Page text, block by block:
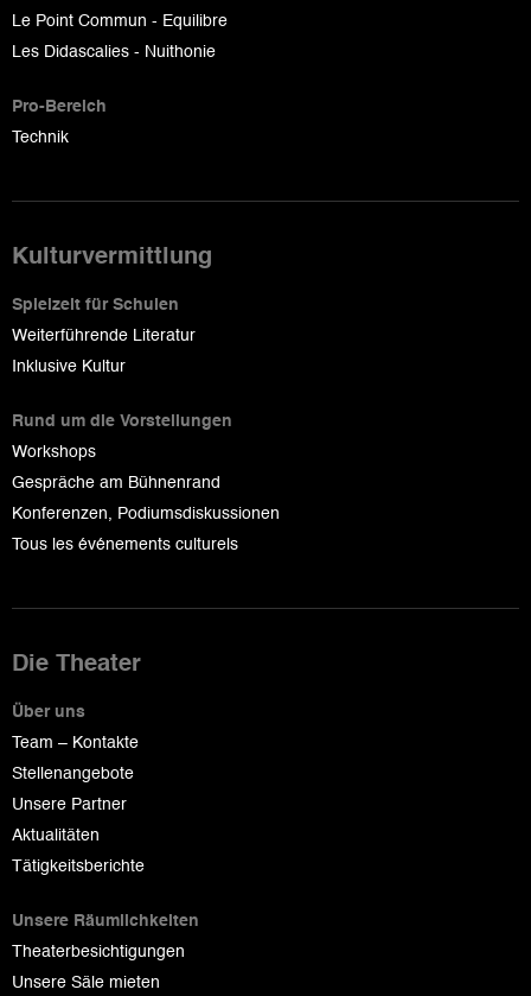
Le Point Commun - Equilibre
Les Didascalies - Nuithonie
Pro-Bereich
Technik
Kulturvermittlung
Spielzeit für Schulen
Weiterführende Literatur
Inklusive Kultur
Rund um die Vorstellungen
Workshops
Gespräche am Bühnenrand
Konferenzen, Podiumsdiskussionen
Tous les événements culturels
Die Theater
Über uns
Team – Kontakte
Stellenangebote
Unsere Partner
Aktualitäten
Tätigkeitsberichte
Unsere Räumlichkeiten
Theaterbesichtigungen
Unsere Säle mieten